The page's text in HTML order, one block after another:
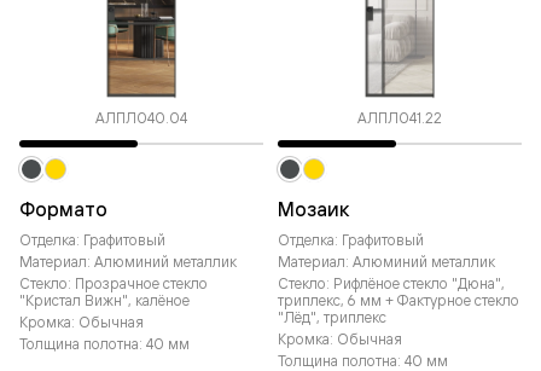
АЛПЛ040.04
Формато
Отделка: Графитовый
Материал: Алюминий металлик
Стекло: Прозрачное стекло
"Кристал Вижн", калёное
Кромка: Обычная
Толщина полотна: 40 мм
АЛПЛ041.22
Мозаик
Отделка: Графитовый
Материал: Алюминий металлик
Стекло: Рифлёное стекло "Дюна",
триплекс, 6 мм + Фактурное стекло
"Лёд", триплекс
Кромка: Обычная
Толщина полотна: 40 мм